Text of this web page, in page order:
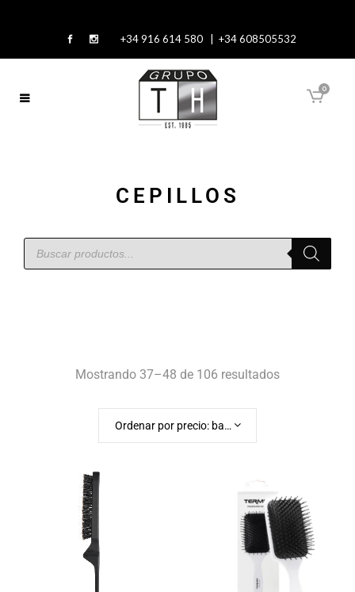
+34 916 614 580 | +34 608505532
0
CEPILLOS
Mostrando 37–48 de 106 resultados
Ordenar por precio: bajo a alto